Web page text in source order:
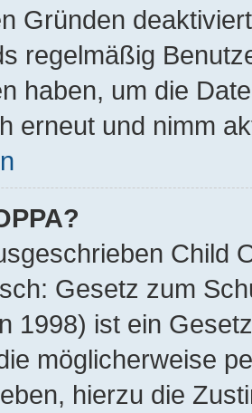
Gründen
regelmäßig
haben, um die
erneut und nimm
Child
Gesetz zum
1998) ist ein
möglicherweise
hierzu die